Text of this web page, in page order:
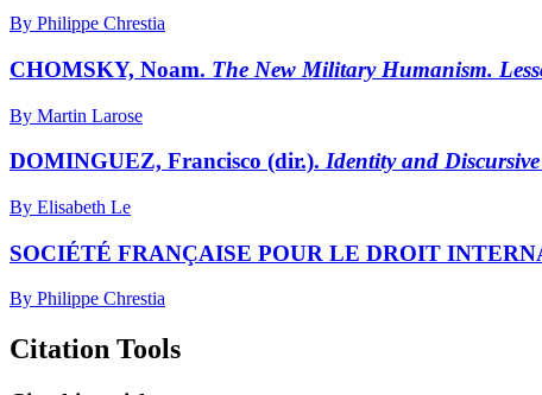
By Philippe Chrestia
CHOMSKY, Noam. The New Military Humanism.
By Martin Larose
DOMINGUEZ, Francisco (dir.). Identity and
By Elisabeth Le
SOCIÉTÉ FRANÇAISE POUR LE DROIT
By Philippe Chrestia
Citation Tools